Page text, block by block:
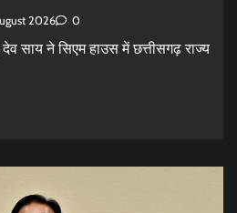
2026 0
साय ने सिएम हाउस में छत्तीसगढ़ राज्य